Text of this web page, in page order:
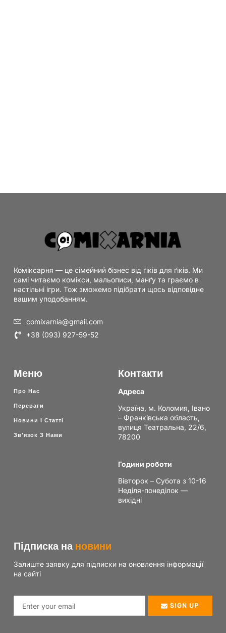
Коміксарня — це сімейний бізнес від ґіків для ґіків. Ми
самі читаємо комікси, мальописи, манґу та граємо в
настільні ігри. Тож зможемо підібрати щось відповідне
вашим уподобанням.
comixarnia@gmail.com
+38 (093) 927-59-52
Меню
Про Нас
Переваги
Новини І Статті
Зв'язок З Нами
Контакти
Адреса
Україна, м. Коломия, Івано
– Франківська область,
вулиця Театральна, 22/6,
78200
Години роботи
Вівторок – Субота з 10-16
Неділя-понеділок —
вихідні
Підписка на новини
Залиште заявку для підписки на оновлення інформації
на сайті
SIGN UP